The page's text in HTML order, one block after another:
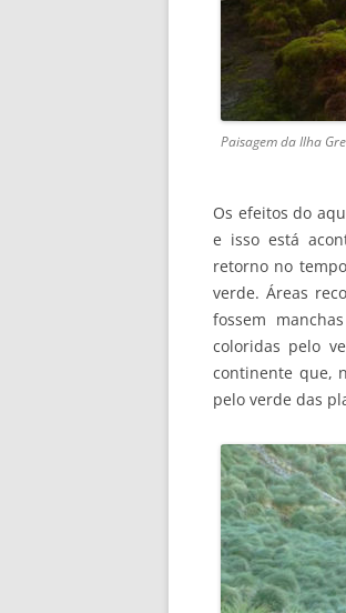
Paisagem da Ilha
Os efeitos do
e isso está
retorno no
verde. Áreas
fossem
coloridas pelo
continente que,
pelo verde das